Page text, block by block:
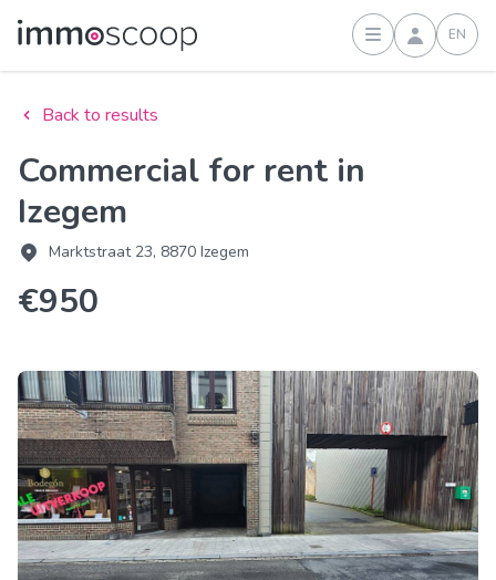
Sign inEN
Back to results
Commercial for rent in
Izegem
Marktstraat 23, 8870 Izegem
€950